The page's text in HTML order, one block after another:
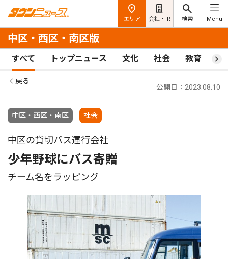
エリア 会社・IR 検索 Menu
中区・西区・南区版
すべて トップニュース 文化 社会 教育 ス
戻る
中区・西区・南区 社会
公開日：2023.08.10
中区の貸切バス運行会社
少年野球にバス寄贈
チーム名をラッピング